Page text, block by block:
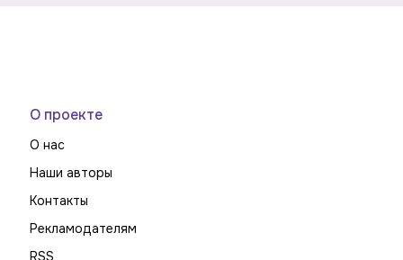
О проекте
О нас
Наши авторы
Контакты
Рекламодателям
RSS